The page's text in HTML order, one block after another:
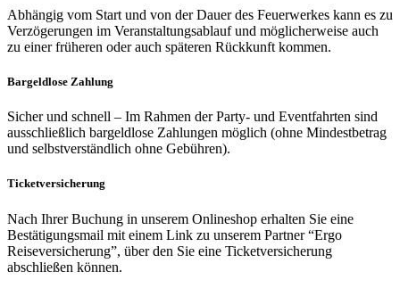
Abhängig vom Start und von der Dauer des Feuerwerkes kann es zu
Verzögerungen im Veranstaltungsablauf und möglicherweise auch
zu einer früheren oder auch späteren Rückkunft kommen.
Bargeldlose Zahlung
Sicher und schnell – Im Rahmen der Party- und Eventfahrten sind
ausschließlich bargeldlose Zahlungen möglich (ohne Mindestbetrag
und selbstverständlich ohne Gebühren).
Ticketversicherung
Nach Ihrer Buchung in unserem Onlineshop erhalten Sie eine
Bestätigungsmail mit einem Link zu unserem Partner “Ergo
Reiseversicherung”, über den Sie eine Ticketversicherung
abschließen können.